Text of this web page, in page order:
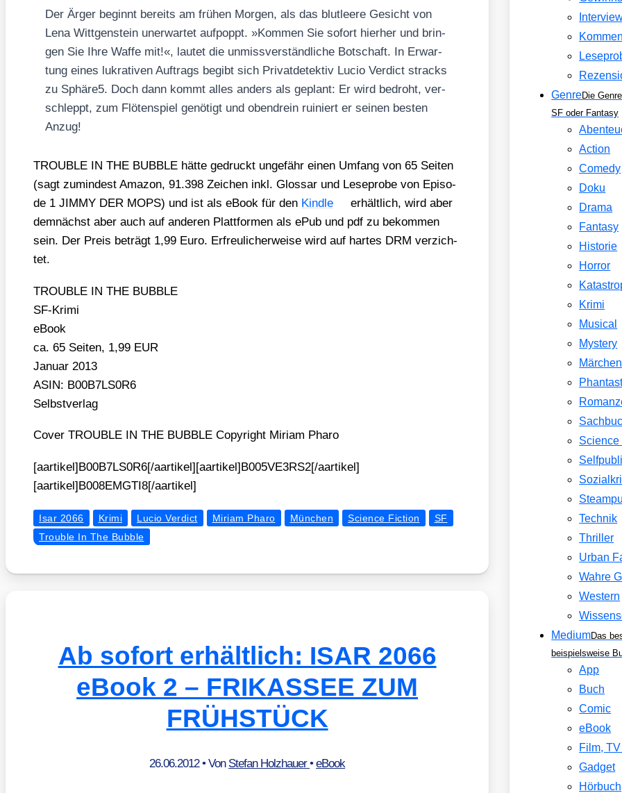
Der Ärger beginnt bereits am frü­hen Mor­gen, als das blut­lee­re Gesicht von
Lena Witt­gen­stein uner­war­tet auf­poppt. »Kom­men Sie sofort hier­her und brin­
gen Sie Ihre Waf­fe mit!«, lau­tet die unmiss­ver­ständ­li­che Bot­schaft. In Erwar­
tung eines lukra­ti­ven Auf­trags begibt sich Pri­vat­de­tek­tiv Lucio Ver­dict stracks
zu Sphäre5. Doch dann kommt alles anders als geplant: Er wird bedroht, ver­
schleppt, zum Flö­ten­spiel genö­tigt und oben­drein rui­niert er sei­nen bes­ten
Anzug!
TROUBLE IN THE BUBBLE hät­te gedruckt unge­fähr einen Umfang von 65 Sei­ten
(sagt zumin­dest Ama­zon, 91.398 Zei­chen inkl. Glos­sar und Lese­pro­be von Epi­so­
de 1 JIMMY DER MOPS) und ist als eBook für den Kind­le
erhält­lich, wird aber
dem­nächst aber auch auf ande­ren Platt­for­men als ePub und pdf zu bekom­men
sein. Der Preis beträgt 1,99 Euro. Erfreu­li­cher­wei­se wird auf har­tes DRM ver­zich­
tet.
TROUBLE IN THE BUBBLE
SF-Kri­mi
eBook
ca. 65 Sei­ten, 1,99 EUR
Janu­ar 2013
ASIN: B00B7LS0R6
Selbst­ver­lag
Cover TROUBLE IN THE BUBBLE Copy­right Miri­am Pha­ro
[aartikel]B00B7LS0R6[/aartikel][aartikel]B005VE3RS2[/aartikel]
[aartikel]B008EMGTI8[/aartikel]
Isar 2066 Krimi Lucio Verdict Miriam Pharo München Science Fiction
SF
Trouble In The Bubble
Ab sofort erhältlich: ISAR 2066
eBook 2 – FRIKASSEE ZUM
FRÜHSTÜCK
26.06.2012• Von Stefan Holzhauer•eBook
GenreDie
SF oder Fantasy
Action
Comedy
Doku
Drama
Fantasy
Historie
Horror
Krimi
Musical
Mystery
Märchen
Science
Technik
Thriller
Urban
Wahre
Western
MediumDas
beispielsweise
App
Buch
Comic
eBook
Film,
Gadget
Hörbuch